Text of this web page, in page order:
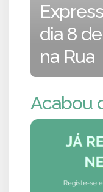
dia 8
na Rua
Acabou